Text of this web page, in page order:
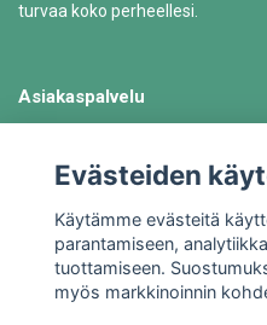
turvaa koko perheellesi.
Asiakaspalvelu
TiedotEvästeiden
Käytämme evästeitä
parantamiseen,
tuottamiseen.
myös markkinoinnin